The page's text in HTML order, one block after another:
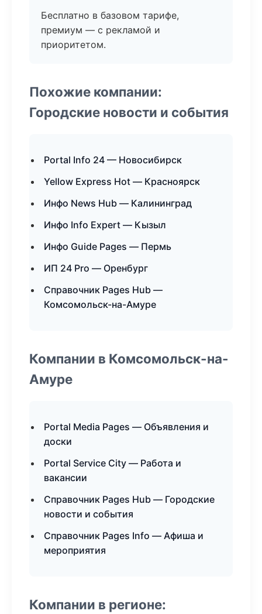
Бесплатно в базовом тарифе,
премиум — с рекламой и
приоритетом.
Похожие компании:
Городские новости и события
Portal Info 24 — Новосибирск
Yellow Express Hot — Красноярск
Инфо News Hub — Калининград
Инфо Info Expert — Кызыл
Инфо Guide Pages — Пермь
ИП 24 Pro — Оренбург
Справочник Pages Hub —
Комсомольск-на-Амуре
Компании в Комсомольск-на-
Амуре
Portal Media Pages — Объявления и
доски
Portal Service City — Работа и
вакансии
Справочник Pages Hub — Городские
новости и события
Справочник Pages Info — Афиша и
мероприятия
Компании в регионе: